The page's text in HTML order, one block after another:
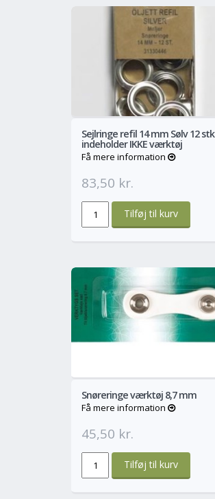
Mere
Sejlringe refil 14 mm Sølv 12 stk
indeholder IKKE værktøj
Få mere information
83,50 kr.
Snøreringe værktøj 8,7 mm
Få mere information
45,50 kr.